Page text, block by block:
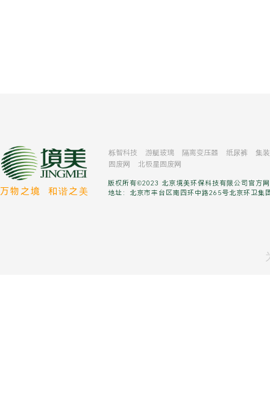
版权所有©2023 北京境美环保科技有限公司官方
地址：北京市丰台区南四环中路265号北京环卫集
万物之境 和谐之美
栎智科技 游艇玻璃 隔离变压器 纸尿裤
集
固废网
北极星固废网